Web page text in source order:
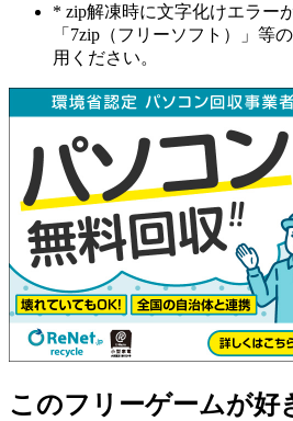
* zip解凍時に文字化けエラー
「7zip（フリーソフト）」等
用ください。
このフリーゲームが好